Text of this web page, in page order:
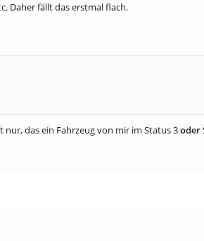
Daher fällt das erstmal flach.
das ein Fahrzeug von mir im Status 3oder